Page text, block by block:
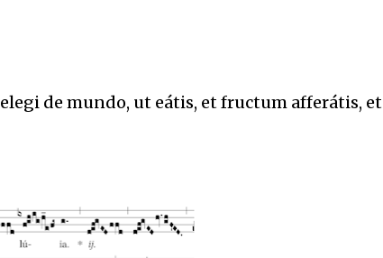
elegi de mundo, ut eátis, et fructum afferátis, et